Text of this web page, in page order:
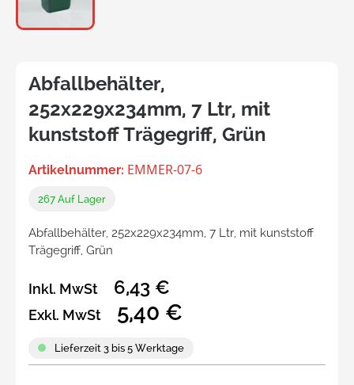
Abfallbehälter,
252x229x234mm, 7 Ltr, mit
kunststoff Trägegriff, Grün
Artikelnummer: EMMER-07-6
267 Auf Lager
Abfallbehälter, 252x229x234mm, 7 Ltr, mit kunststoff
Trägegriff, Grün
Inkl. MwSt 6,43 €
Exkl. MwSt 5,40 €
Lieferzeit 3 bis 5 Werktage